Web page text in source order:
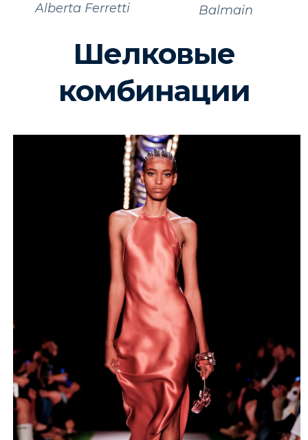
Alberta Ferretti Balmain
Шелковые
комбинации